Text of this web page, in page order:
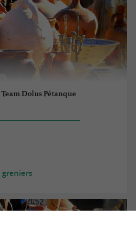
Dolus Pétanque
greniers